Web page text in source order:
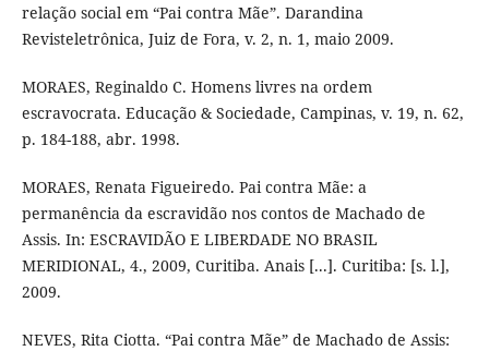
relação social em “Pai contra Mãe”. Darandina
Revisteletrônica, Juiz de Fora, v. 2, n. 1, maio 2009.
MORAES, Reginaldo C. Homens livres na ordem
escravocrata. Educação & Sociedade, Campinas, v. 19, n. 62,
p. 184-188, abr. 1998.
MORAES, Renata Figueiredo. Pai contra Mãe: a
permanência da escravidão nos contos de Machado de
Assis. In: ESCRAVIDÃO E LIBERDADE NO BRASIL
MERIDIONAL, 4., 2009, Curitiba. Anais [...]. Curitiba: [s. l.],
2009.
NEVES, Rita Ciotta. “Pai contra Mãe” de Machado de Assis: